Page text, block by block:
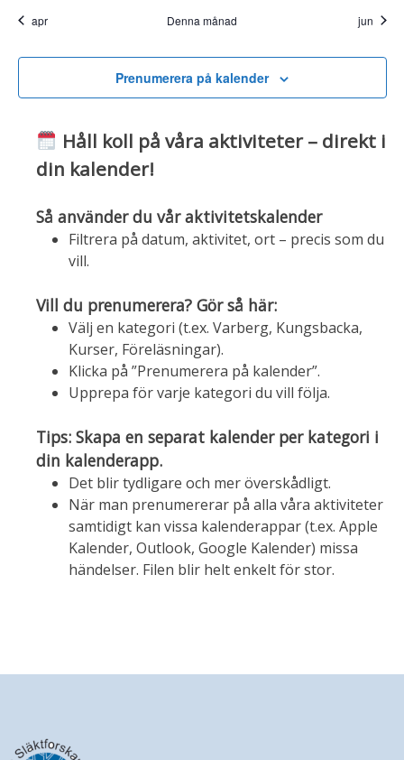
apr Denna månad jun
Prenumerera på kalender
Håll koll på våra aktiviteter – direkt i
din kalender!
Så använder du vår aktivitetskalender
Filtrera på datum, aktivitet, ort – precis som du
vill.
Vill du prenumerera? Gör så här:
Välj en kategori (t.ex. Varberg, Kungsbacka,
Kurser, Föreläsningar).
Klicka på ”Prenumerera på kalender”.
Upprepa för varje kategori du vill följa.
Tips: Skapa en separat kalender per kategori i
din kalenderapp.
Det blir tydligare och mer överskådligt.
När man prenumererar på alla våra aktiviteter
samtidigt kan vissa kalenderappar (t.ex. Apple
Kalender, Outlook, Google Kalender) missa
händelser. Filen blir helt enkelt för stor.